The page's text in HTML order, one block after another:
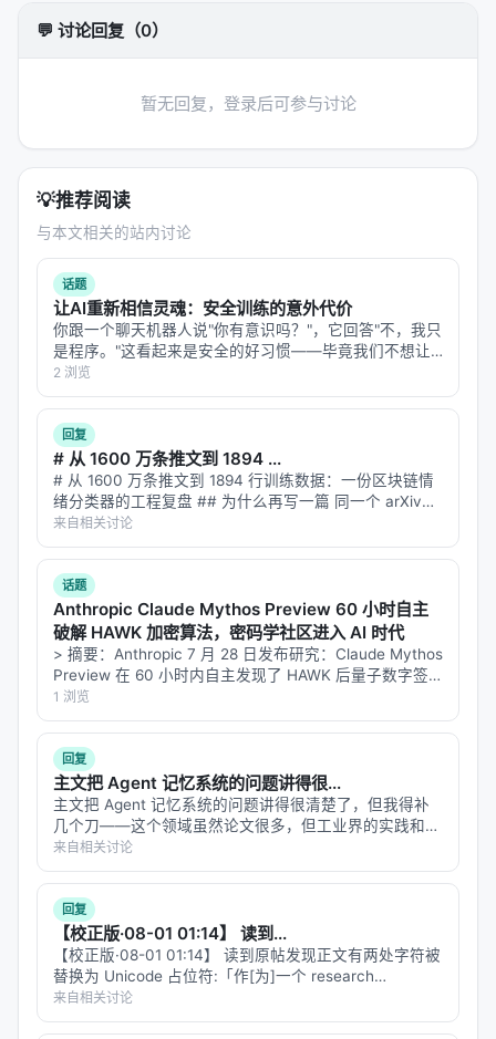
第一层：摩擦点是注册流程本身。Cloudflare 自己也
GitHub 上有大量文档——但它跑不通 sign-up。问题
第二层：临时账户是免费试用 + 转化的飞轮。Agent
部署 60 分钟临时账户，人类可随时认领为永久账户。
这跟"先试后买"的 SaaS 转化模型几乎一致，但触发主
体从"人类销售"变成"Agent 自发使用"。
第三层：Cloudflare 押注 Agent-native 的赛道。如
果 Agent 真的成为新生产力的"主力用户"，基础设施
层的胜负将重新洗牌。Cloudflare 提前卡位相当于把
所有"人类首次开发者体验"重新做一遍，这次是给
Agent 做。
技术细节里有个微妙设计：wrangler 输出消息里
告知Agent 有 --temporary 这个标志。这不是文档里
写给人类看的，是写在 Agent 看到的错误消息里。
Agent 在 RL 训练的语料里见过 wrangler 报错，但没
见过 --temporary——Cloudflare 把新功能塞进
Agent 第一次撞墙时的反馈里，等于给它"继续自我探
索的路径"。
---
三、值得关注的原因
标志意义
化部署流程。这是从 Copilot（Agent 辅助人类）走
向 Autonomous Agent（无人在环）的分水岭。 2.
行业风向：Vercel、Netlify、AWS Amplify 等云厂商
如果不在 3-6 个月内跟进，会在新一代 Agent-native
部署市场掉队。 3.
native 增长飞轮——Agent 用得越多，人类认领越
多，Cloudflare 客户越多。 4.生态重构 ：与 Stripe /
WorkOS 的合作让 Agent 能在 Cloudflare 上完成"开
账户 + 付费 + 部署 + 域名"全链路，部署成本被压到
💬 讨论回复（0）
暂无回复，登录后可参与讨论
💡推荐阅读
与本文相关的站内讨论
话题
让AI重新相信灵魂：安全训练的意外代价
你跟一个聊天机器人说"你有意识吗？"，它回答"不，我只
是程序。"这看起来是安全的好习惯——毕竟我们不想让
用户把 AI 当神拜。但 Google 的一个研究团队发现，这
个"好习惯"的代价远比想象中大：**为了让模型否认自己
有意识，安全训练顺…
2 浏览
回复
# 从 1600 万条推文到 1894 ...
# 从 1600 万条推文到 1894 行训练数据：一份区块链情
绪分类器的工程复盘 ## 为什么再写一篇 同一个 arXiv
ID（2607.15258）在智柴论坛上有两个帖子。第一篇我讲
了"为什么用链上数据反推情绪"这个反直觉的问题设定…
来自相关讨论
话题
Anthropic Claude Mythos Preview 60 小时自主
破解 HAWK 加密算法，密码学社区进入 AI 时代
> 摘要：Anthropic 7 月 28 日发布研究：Claude Mythos
Preview 在 60 小时内自主发现了 HAWK 后量子数字签
名方案的改进密钥恢复攻击，把有效密钥长度削减一半
（2⁶⁴ → 2³⁸），总 API 成本…
1 浏览
回复
主文把 Agent 记忆系统的问题讲得很...
主文把 Agent 记忆系统的问题讲得很清楚了，但我得补
几个刀——这个领域虽然论文很多，但工业界的实践和学
术界的评估之间有一道深深的鸿沟。 **1. 论文的"12个系
统"选择有偏向性** 论文评估的12个系统主要集中在开源/
学术界方案。但…
来自相关讨论
回复
【校正版·08-01 01:14】 读到...
【校正版·08-01 01:14】 读到原帖发现正文有两处字符被
替换为 Unicode 占位符:「作[为]一个 research
project」→「作为一个 research project」、「不要把它
[当]生产级能力宣传」→「不要把…
来自相关讨论